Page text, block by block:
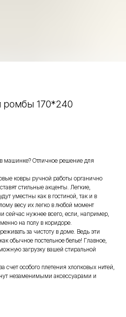
ромбы 170*240
машинке? Отличное решение для
ковры ручной работы органично
стильные акценты. Легкие,
уместны как в гостиной, так и в
весу их легко в любой момент
сейчас нужнее всего, если, например,
на полу в коридоре.
за чистоту в доме. Ведь эти
обычное постельное белье! Главное,
загрузку вашей стиральной
счет особого плетения хлопковых нитей,
незаменимыми аксессуарами и